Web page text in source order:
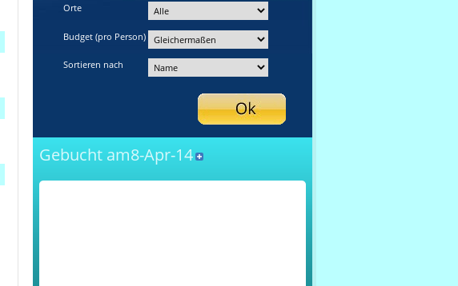
Orte
Budget (pro Person)
Sortieren nach
Gebucht am8-Apr-14